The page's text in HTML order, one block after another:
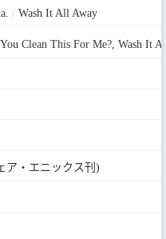
/Wash It All Away
Clean This For Me?, Wash It
ア・エニックス刊)